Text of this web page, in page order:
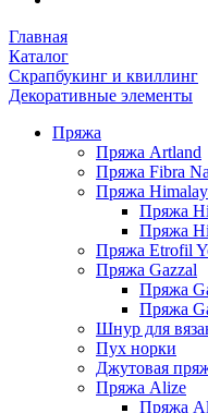
Главная
Каталог
Скрапбукинг и квиллинг
Декоративные элементы
Пряжа
Пряжа Artland
Пряжа Fibra
Пряжа
Пряжа
Пряжа
Пряжа Etrofil
Пряжа Gazzal
Пряжа
Пряжа
Шнур для
Пух норки
Джутовая
Пряжа Alize
Пряжа